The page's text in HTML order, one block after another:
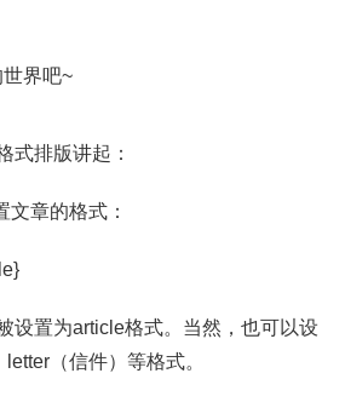
界吧~
式排版讲起：
文章的格式：
设置为article格式。当然，也可以设
（信件）等格式。